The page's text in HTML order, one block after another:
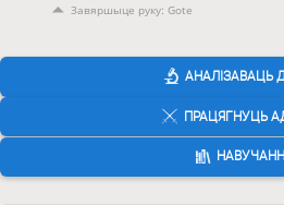
Завяршыце руку: Gote
АНАЛІЗАВАЦЬ
ПРАЦЯГНУЦЬ